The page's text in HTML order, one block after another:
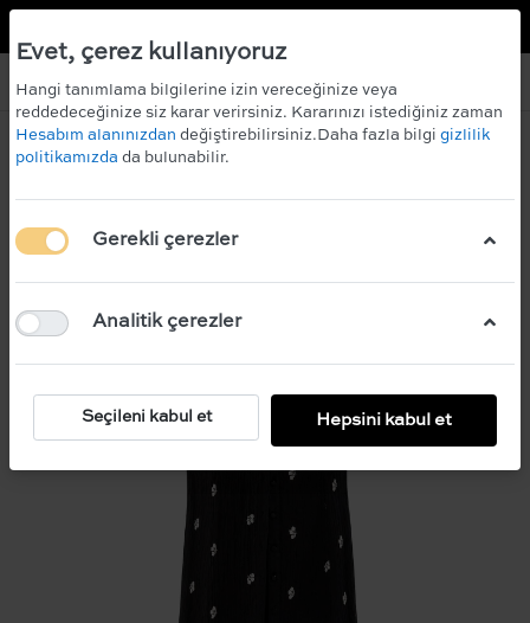
Evet, çerez kullanıyoruz
Hangi tanımlama bilgilerine izin vereceğinize veya
reddedeceğinize siz karar verirsiniz. Kararınızı istediğiniz zaman
Hesabım alanınızdan değiştirebilirsiniz.Daha fazla bilgi gizlilik
politikamızda da bulunabilir.
Gerekli çerezler
Analitik çerezler
Seçileni kabul et Hepsini kabul et